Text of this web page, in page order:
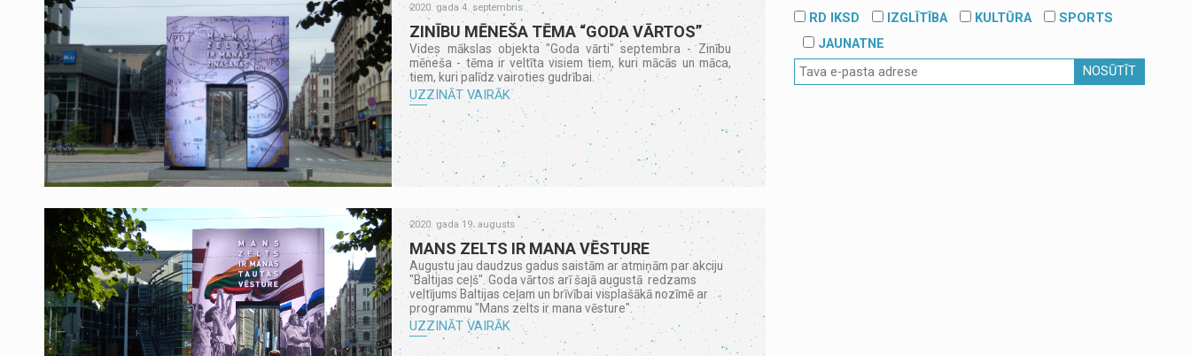
2020. gada 4. septembris
ZINĪBU MĒNEŠA TĒMA “GODA VĀRTOS”
Vides mākslas objekta "Goda vārti" septembra - Zinību
mēneša - tēma ir veltīta visiem tiem, kuri mācās un māca,
tiem, kuri palīdz vairoties gudrībai.
UZZINĀT VAIRĀK
2020. gada 19. augusts
MANS ZELTS IR MANA VĒSTURE
Augustu jau daudzus gadus saistām ar atmiņām par akciju
"Baltijas ceļš". Goda vārtos arī šajā augustā redzams
veltījums Baltijas ceļam un brīvībai visplašākā nozīmē ar
programmu "Mans zelts ir mana vēsture".
UZZINĀT VAIRĀK
RD IKSD IZGLĪTĪBA KULTŪRA
SPORTS
JAUNATNE
NOSŪTĪT